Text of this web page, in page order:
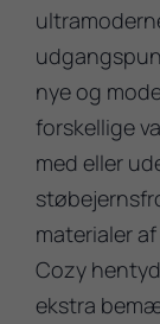
nye og
forskellige
med eller
materialer
Cozy
ekstra